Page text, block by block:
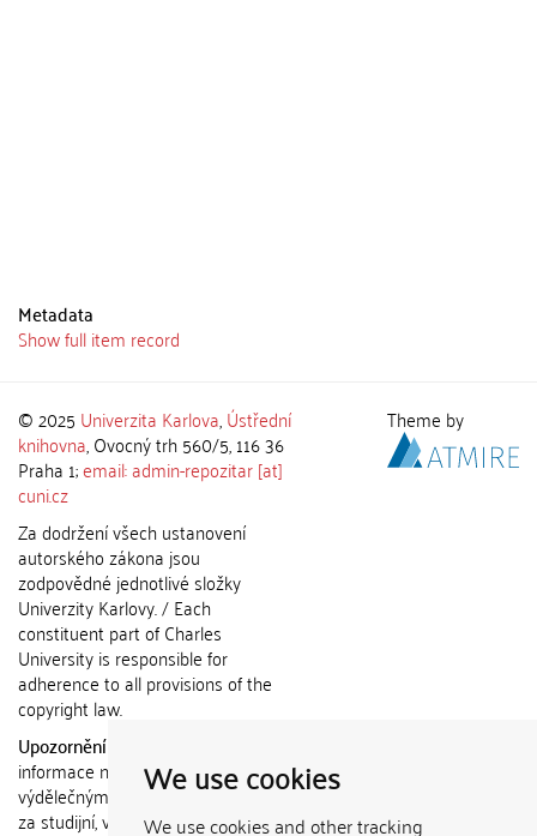
We use cookies
We use cookies and other tracking
Metadata
Show full item record
© 2025 Univerzita Karlova,Ústřední
knihovna, Ovocný trh 560/5, 116 36
Praha 1;email: admin-repozitar [at]
cuni.cz
Za dodržení všech ustanovení
autorského zákona jsou
zodpovědné jednotlivé složky
Univerzity Karlovy. / Each
constituent part of Charles
University is responsible for
adherence to all provisions of the
copyright law.
Upozornění / Notice:
informace nemohou být použity k
výdělečným účelům nebo vydávány
za studijní, vědeckou nebo jinou
Theme by